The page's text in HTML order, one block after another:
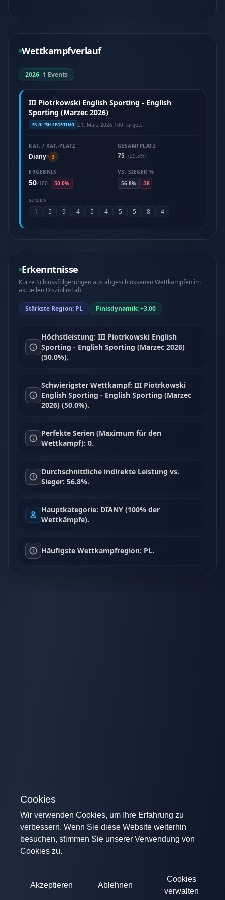
Wettkampfverlauf
2026| 1 Events
III Piotrkowski English Sporting - English
Sporting (Marzec 2026)
ENGLISH SPORTING 21. März 2026·100 Targets
KAT. / KAT.-PLATZ
Diany/ 3
GESAMTPLATZ
75 (29.5%)
ERGEBNIS
50/100 50.0%
VS. SIEGER %
56.8%
-38
SERIEN
1 5 9 4 5 4 5 5 8 4
Erkenntnisse
Kurze Schlussfolgerungen aus abgeschlossenen Wettkämpfen im
aktuellen Disziplin-Tab.
Stärkste Region: PL Finisdynamik: +3.00
Höchstleistung: III Piotrkowski English
Sporting - English Sporting (Marzec 2026)
(50.0%).
Schwierigster Wettkampf: III Piotrkowski
English Sporting - English Sporting (Marzec
2026) (50.0%).
Perfekte Serien (Maximum für den
Wettkampf): 0.
Durchschnittliche indirekte Leistung vs.
Sieger: 56.8%.
Hauptkategorie: DIANY (100% der
Wettkämpfe).
Häufigste Wettkampfregion: PL.
Cookies
Wir verwenden Cookies, um Ihre Erfahrung zu
verbessern. Wenn Sie diese Website weiterhin
besuchen, stimmen Sie unserer Verwendung von
Cookies zu.
Akzeptieren Ablehnen
Cookies
verwalten